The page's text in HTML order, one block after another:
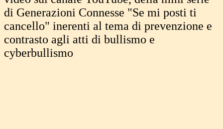
di Generazioni Connesse "Se mi posti ti
cancello" inerenti al tema di prevenzione e
contrasto agli atti di bullismo e
cyberbullismo